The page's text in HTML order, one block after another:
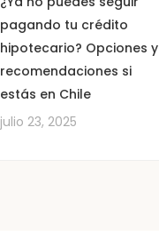
pagando tu crédito
hipotecario? Opciones y
recomendaciones si
estás en Chile
julio 23, 2025